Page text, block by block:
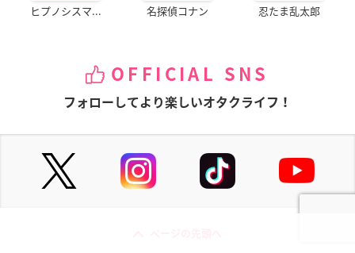
ヒプノシスマ... 名探偵コナン 忍たま乱太郎
OFFICIAL SNS
フォローしてより楽しいオタクライフ！